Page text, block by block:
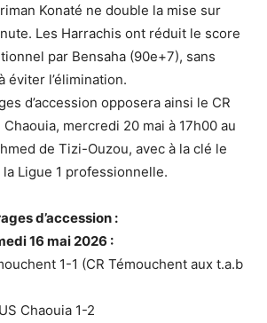
Konaté ne double la mise sur
Les Harrachis ont réduit le score
par Bensaha (90e+7), sans
éviter l’élimination.
d’accession opposera ainsi le CR
Chaouia, mercredi 20 mai à 17h00 au
de Tizi-Ouzou, avec à la clé le
Ligue 1 professionnelle.
d’accession :
16 mai 2026 :
1-1 (CR Témouchent aux t.a.b
Chaouia 1-2